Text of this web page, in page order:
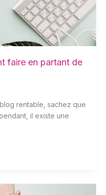
faire en partant de
rentable, sachez que
il existe une